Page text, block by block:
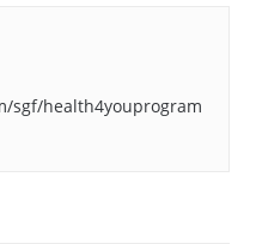
sgf/health4youprogram